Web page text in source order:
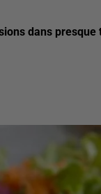
dans